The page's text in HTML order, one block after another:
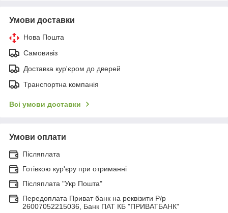
Умови доставки
Нова Пошта
Самовивіз
Доставка кур'єром до дверей
Транспортна компанія
Всі умови доставки
Умови оплати
Післяплата
Готівкою кур'єру при отриманні
Післяплата "Укр Пошта"
Передоплата Приват банк на реквізити Р/р
26007052215036, Банк ПАТ КБ "ПРИВАТБАНК"